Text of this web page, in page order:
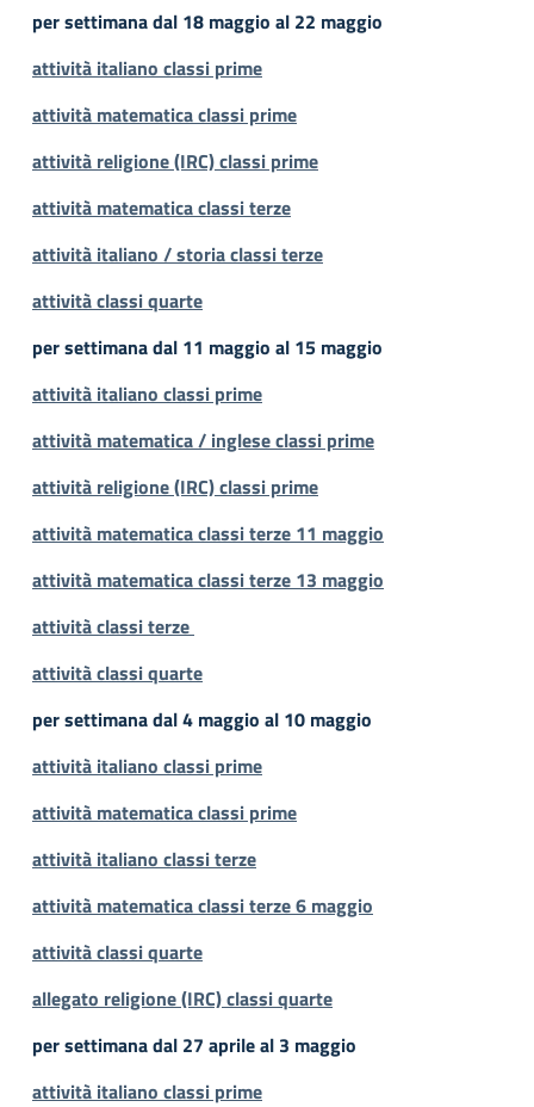
per settimana dal 18 maggio al 22 maggio
attività italiano classi prime
attività matematica classi prime
attività religione (IRC) classi prime
attività matematica classi terze
attività italiano / storia classi terze
attività classi quarte
per settimana dal 11 maggio al 15 maggio
attività italiano classi prime
attività matematica / inglese classi prime
attività religione (IRC) classi prime
attività matematica classi terze 11 maggio
attività matematica classi terze 13 maggio
attività classi terze
attività classi quarte
per settimana dal 4 maggio al 10 maggio
attività italiano classi prime
attività matematica classi prime
attività italiano classi terze
attività matematica classi terze 6 maggio
attività classi quarte
allegato religione (IRC) classi quarte
per settimana dal 27 aprile al 3 maggio
attività italiano classi prime